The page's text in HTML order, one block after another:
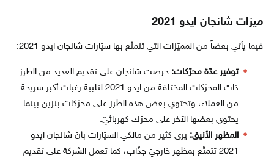
ميزات شانجان ايدو 2021
فيما يأتي بعضاً من المميّزات التي تتمتّع بها سيّارات شانجان ايدو 2021:
توفير عدّة محرّكات: حرصت شانجان على تقديم العديد من الطرز
ذات المحرّكات المختلفة من ايدو 2021 لتلبية رغبات أكبر شريحة
من العملاء، وتحتوي بعض هذه الطرز على محرّكات بنزين بينما
يحتوي بعضها الآخر على محرّك كهربائيّ.
المظهر الأنيق: يرى كثير من مالكي السيّارات بأنّ شانجان ايدو
2021 تتمتّع بمظهر خارجيّ جذّاب، كما تعمل الشركة على تقديم